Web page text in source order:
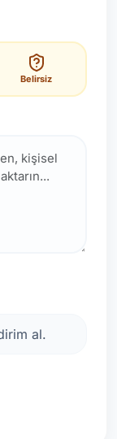
Belirsiz
al.